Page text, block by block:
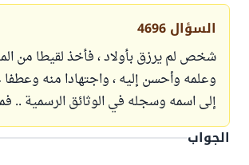
السؤال 4696
شخص لم يرزق بأولاد ، فأخذ لقيطا من
وعلمه وأحسن إليه ، واجتهادا منه
إلى اسمه وسجله في الوثائق الرسمية ..
الجواب